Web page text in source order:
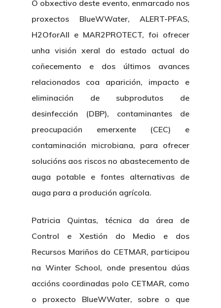
O obxectivo deste evento, enmarcado nos
proxectos BlueWWater, ALERT-PFAS,
H2OforAll e MAR2PROTECT, foi ofrecer
unha visión xeral do estado actual do
coñecemento e dos últimos avances
relacionados coa aparición, impacto e
eliminación de subprodutos de
desinfección (DBP), contaminantes de
preocupación emerxente (CEC) e
contaminación microbiana, para ofrecer
solucións aos riscos no abastecemento de
auga potable e fontes alternativas de
auga para a produción agrícola.
Patricia Quintas, técnica da área de
Control e Xestión do Medio e dos
Recursos Mariños do CETMAR, participou
na Winter School, onde presentou dúas
accións coordinadas polo CETMAR, como
o proxecto BlueWWater, sobre o que